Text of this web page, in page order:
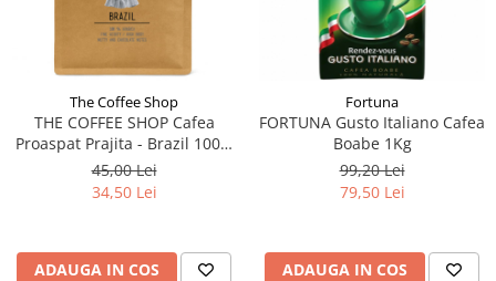
The Coffee Shop
THE COFFEE SHOP Cafea
Proaspat Prajita - Brazil 100%
Arabica - Cafea Boabe - 250g
45,00 Lei
34,50 Lei
ADAUGA IN COS
Fortuna
FORTUNA Gusto Italiano Cafea
Boabe 1Kg
99,20 Lei
79,50 Lei
ADAUGA IN COS